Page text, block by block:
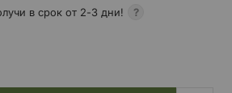
в срок от 2-3 дни!